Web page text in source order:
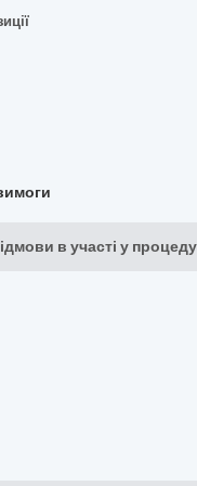
в участі у